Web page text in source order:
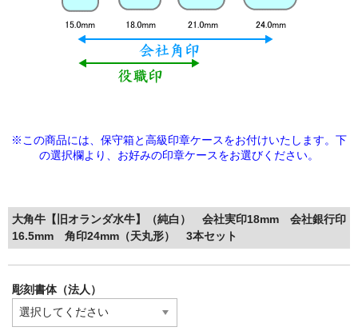
※この商品には、保守箱と高級印章ケースをお付けいたします。下
の選択欄より、 お好みの印章ケースをお選びください。
大角牛【旧オランダ水牛】（純白） 会社実印18mm 会社銀行印
16.5mm 角印24mm（天丸形） 3本セット
彫刻書体（法人）